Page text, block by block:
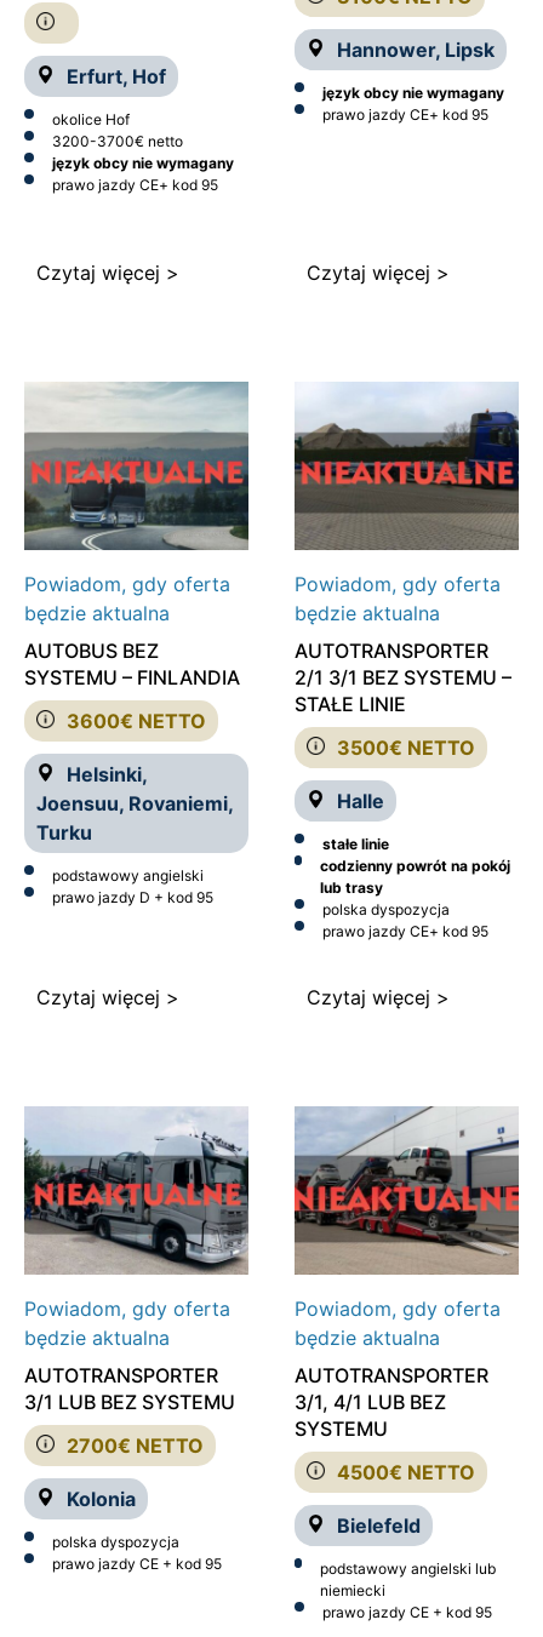
Erfurt, Hof
okolice Hof
3200-3700€ netto
język obcy nie wymagany
prawo jazdy CE+ kod 95
Czytaj więcej >
Hannower, Lipsk
język obcy nie wymagany
prawo jazdy CE+ kod 95
Czytaj więcej >
Powiadom, gdy oferta
będzie aktualna
3600€ NETTO
Helsinki,
Joensuu, Rovaniemi,
Turku
AUTOBUS BEZ
SYSTEMU – FINLANDIA
podstawowy angielski
prawo jazdy D + kod 95
Czytaj więcej >
Powiadom, gdy oferta
będzie aktualna
3500€ NETTO
Halle
AUTOTRANSPORTER
2/1 3/1 BEZ SYSTEMU –
STAŁE LINIE
stałe linie
codzienny powrót na pokój
lub trasy
polska dyspozycja
prawo jazdy CE+ kod 95
Czytaj więcej >
Powiadom, gdy oferta
będzie aktualna
2700€ NETTO
Kolonia
AUTOTRANSPORTER
3/1 LUB BEZ SYSTEMU
polska dyspozycja
prawo jazdy CE + kod 95
Powiadom, gdy oferta
będzie aktualna
4500€ NETTO
Bielefeld
AUTOTRANSPORTER
3/1, 4/1 LUB BEZ
SYSTEMU
podstawowy angielski lub
niemiecki
prawo jazdy CE + kod 95